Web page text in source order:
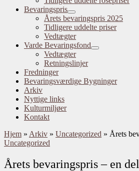
Bevaringspris
Årets bevaringspris 2025
Tidligere uddelte priser
Vedtægter
Varde Bevaringsfond
Vedtægter
Retningslinjer
Fredninger
Bevaringsværdige Bygninger
Arkiv
Nyttige links
Kulturmiljøer
Kontakt
Hjem » Arkiv » Uncategorized » Årets
Uncategorized
Årets bevaringspris – en